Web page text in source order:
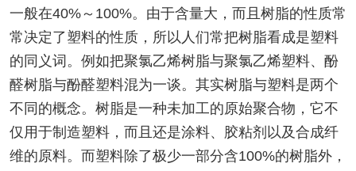
一般在40%～100%。由于含量大，而且树脂的性质常
常决定了塑料的性质，所以人们常把树脂看成是塑料
的同义词。例如把聚氯乙烯树脂与聚氯乙烯塑料、酚
醛树脂与酚醛塑料混为一谈。其实树脂与塑料是两个
不同的概念。树脂是一种未加工的原始聚合物，它不
仅用于制造塑料，而且还是涂料、胶粘剂以及合成纤
维的原料。而塑料除了极少一部分含100%的树脂外，